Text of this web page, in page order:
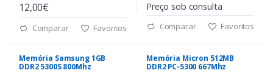
12,00€
Comparar Favoritos
Preço sob consulta
Comparar Favoritos
Memória Samsung 1GB
DDR2 5300S 800Mhz
Memória Micron 512MB
DDR2 PC-5300 667Mhz